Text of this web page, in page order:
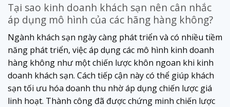
Tại sao kinh doanh khách sạn nên cân nhắc
áp dụng mô hình của các hãng hàng không?
Ngành khách sạn ngày càng phát triển và có nhiều tiềm
năng phát triển, việc áp dụng các mô hình kinh doanh
hàng không như một chiến lược khôn ngoan khi kinh
doanh khách sạn. Cách tiếp cận này có thể giúp khách
sạn tối ưu hóa doanh thu nhờ áp dụng chiến lược giá
linh hoạt. Thành công đã được chứng minh chiến lược